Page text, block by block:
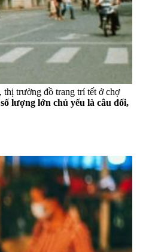
trường đồ trang trí tết ở chợ
lượng lớn chủ yếu là câu đối,